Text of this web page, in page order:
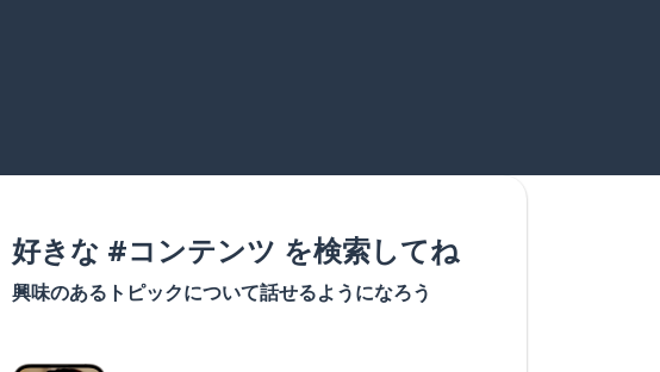
好きな #コンテンツ を検索してね
興味のあるトピックについて話せるようになろう